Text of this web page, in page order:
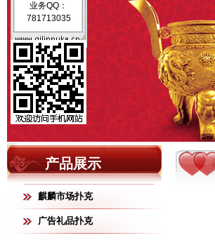
产品展示
麒麟市场扑克
广告礼品扑克
业务QQ：
781713035